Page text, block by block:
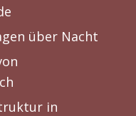
über Nacht
in